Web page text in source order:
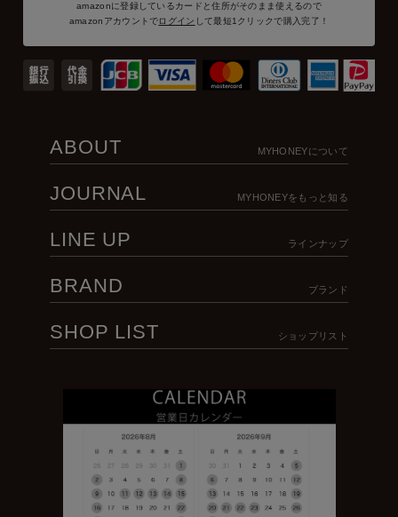
amazonに登録しているカードと住所がそのまま使えるので
amazonアカウントでログイン して最短1クリックで購入完了！
ABOUT MYHONEYについて
JOURNAL MYHONEYをもっと知る
LINE UP ラインナップ
BRAND ブランド
SHOP LIST ショップリスト